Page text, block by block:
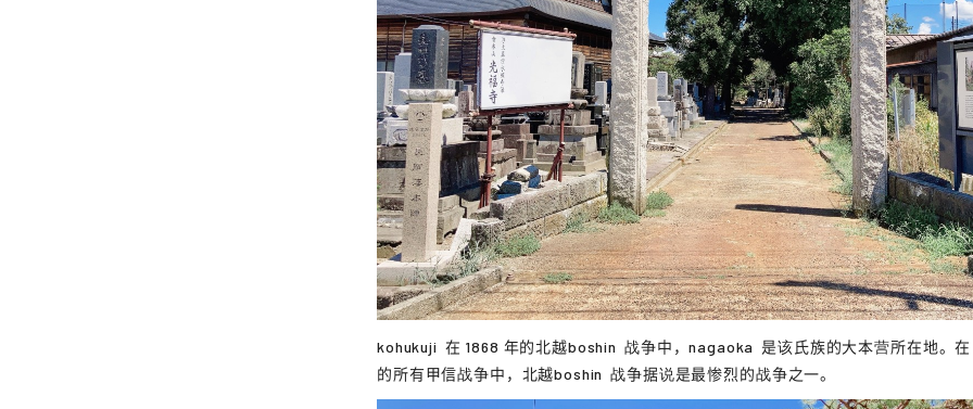
kohukuji 在 1868 年的北越boshin 战争中，nagaoka 是该氏族的大本营所在地。
的所有甲信战争中， 北越boshin 战争据说是最惨烈的战争之一。